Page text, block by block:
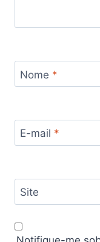
Nome *
E-mail *
Site